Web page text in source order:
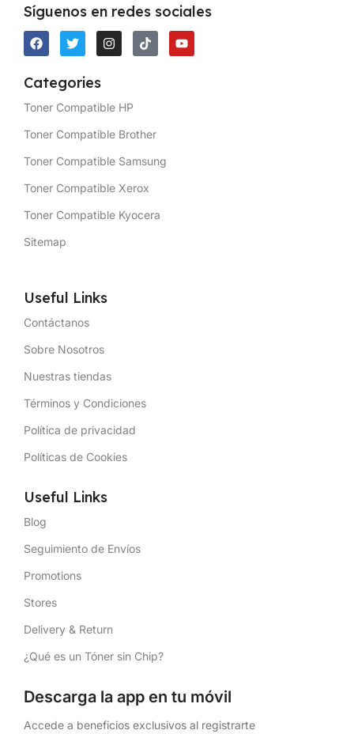
Síguenos en redes sociales
Categories
Toner Compatible HP
Toner Compatible Brother
Toner Compatible Samsung
Toner Compatible Xerox
Toner Compatible Kyocera
Sitemap
Useful Links
Contáctanos
Sobre Nosotros
Nuestras tiendas
Términos y Condiciones
Política de privacidad
Políticas de Cookies
Useful Links
Blog
Seguimiento de Envíos
Promotions
Stores
Delivery & Return
¿Qué es un Tóner sin Chip?
Descarga la app en tu móvil
Accede a beneficios exclusivos al registrarte